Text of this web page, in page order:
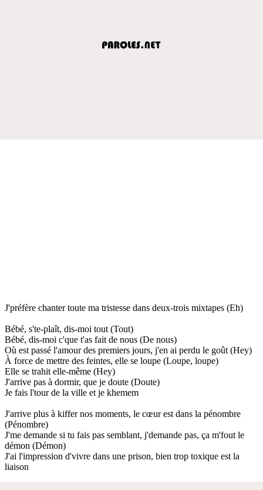
J'préfère chanter toute ma tristesse dans deux-trois mixtapes (Eh)
Bébé, s'te-plaît, dis-moi tout (Tout)
Bébé, dis-moi c'que t'as fait de nous (De nous)
Où est passé l'amour des premiers jours, j'en ai perdu le goût (Hey)
À force de mettre des feintes, elle se loupe (Loupe, loupe)
Elle se trahit elle-même (Hey)
J'arrive pas à dormir, que je doute (Doute)
Je fais l'tour de la ville et je khemem
J'arrive plus à kiffer nos moments, le cœur est dans la pénombre
(Pénombre)
J'me demande si tu fais pas semblant, j'demande pas, ça m'fout le
démon (Démon)
J'ai l'impression d'vivre dans une prison, bien trop toxique est la
liaison